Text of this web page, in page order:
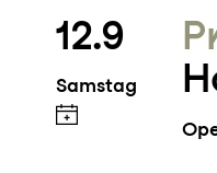
12.9
Samstag